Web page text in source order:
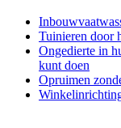
Tuinieren door
Ongedierte in
kunt doen
Opruimen